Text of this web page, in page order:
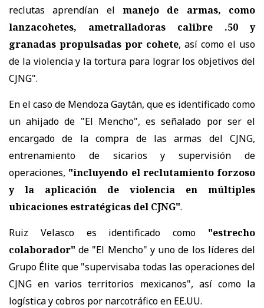
reclutas aprendían el manejo de armas, como
lanzacohetes, ametralladoras calibre .50 y
granadas propulsadas por cohete, así como el uso
de la violencia y la tortura para lograr los objetivos del
CJNG".
En el caso de Mendoza Gaytán, que es identificado como
un ahijado de "El Mencho", es señalado por ser el
encargado de la compra de las armas del CJNG,
entrenamiento de sicarios y supervisión de
operaciones, "incluyendo el reclutamiento forzoso
y la aplicación de violencia en múltiples
ubicaciones estratégicas del CJNG".
Ruiz Velasco es identificado como "estrecho
colaborador" de "El Mencho" y uno de los líderes del
Grupo Élite que "supervisaba todas las operaciones del
CJNG en varios territorios mexicanos", así como la
logística y cobros por narcotráfico en EE.UU.